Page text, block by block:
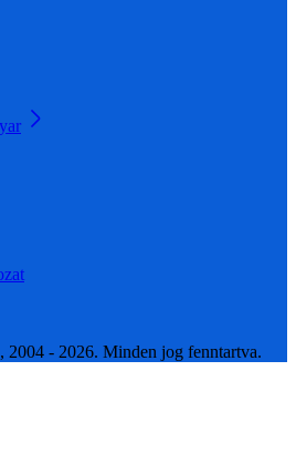
- 2026. Minden jog fenntartva.